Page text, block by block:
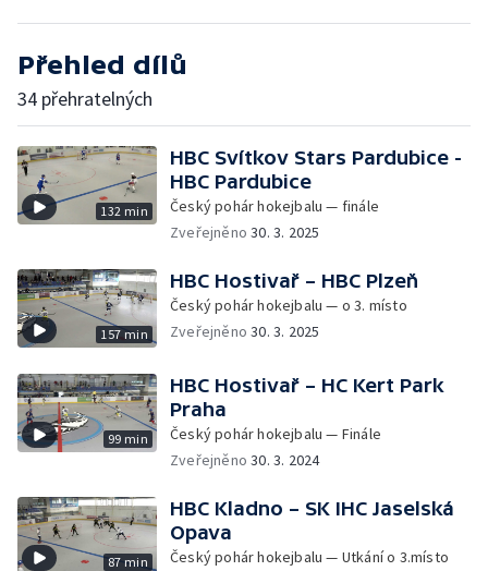
Přehled dílů
34 přehratelných
132 min
HBC Svítkov Stars Pardubice -
HBC Pardubice
Český pohár hokejbalu — finále
Zveřejněno30. 3. 2025
157 min
HBC Hostivař – HBC Plzeň
Český pohár hokejbalu — o 3. místo
Zveřejněno30. 3. 2025
99 min
HBC Hostivař – HC Kert Park
Praha
Český pohár hokejbalu — Finále
Zveřejněno30. 3. 2024
87 min
HBC Kladno – SK IHC Jaselská
Opava
Český pohár hokejbalu — Utkání o 3.místo